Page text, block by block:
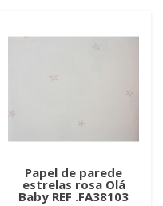
Papel de parede
estrelas rosa Olá
Baby REF .FA38103